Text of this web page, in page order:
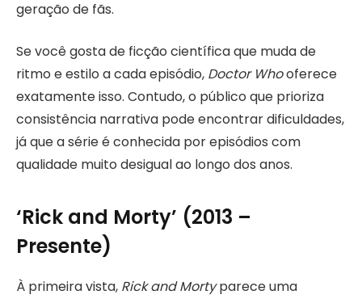
geração de fãs.
Se você gosta de ficção científica que muda de
ritmo e estilo a cada episódio, Doctor Whooferece
exatamente isso. Contudo, o público que prioriza
consistência narrativa pode encontrar dificuldades,
já que a série é conhecida por episódios com
qualidade muito desigual ao longo dos anos.
‘Rick and Morty’ (2013 –
Presente)
À primeira vista, Rick and Mortyparece uma